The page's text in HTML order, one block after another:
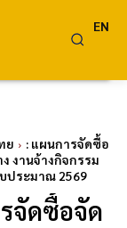
EN
ย
: แผนการจัดซื้อ
งานจ้างกิจกรรม
ประมาณ 2569
จัดซื้อจัด